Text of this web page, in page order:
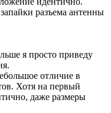
разъема антенны
я просто приведу
отличие в
Хотя на первый
даже размеры